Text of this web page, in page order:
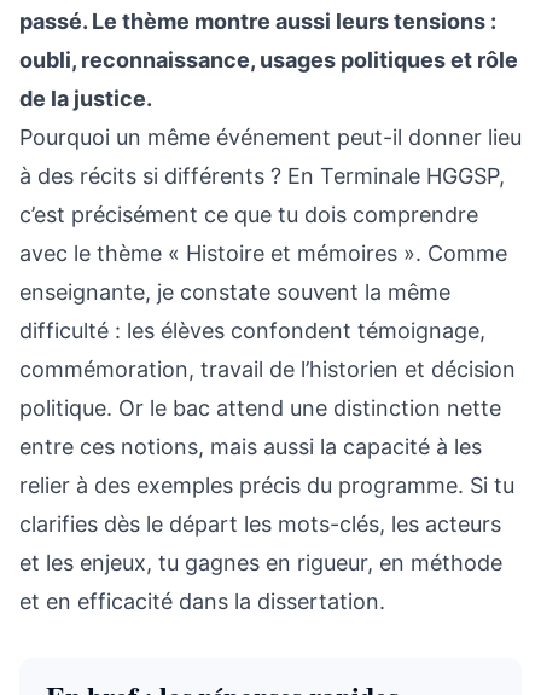
passé. Le thème montre aussi leurs tensions :
oubli, reconnaissance, usages politiques et rôle
de la justice.
Pourquoi un même événement peut-il donner lieu
à des récits si différents ? En Terminale HGGSP,
c’est précisément ce que tu dois comprendre
avec le thème « Histoire et mémoires ». Comme
enseignante, je constate souvent la même
difficulté : les élèves confondent témoignage,
commémoration, travail de l’historien et décision
politique. Or le bac attend une distinction nette
entre ces notions, mais aussi la capacité à les
relier à des exemples précis du programme. Si tu
clarifies dès le départ les mots-clés, les acteurs
et les enjeux, tu gagnes en rigueur, en méthode
et en efficacité dans la dissertation.